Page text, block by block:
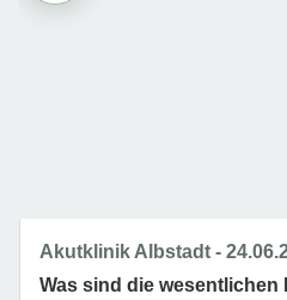
Akutklinik Albstadt
Was sind die wesentlichen